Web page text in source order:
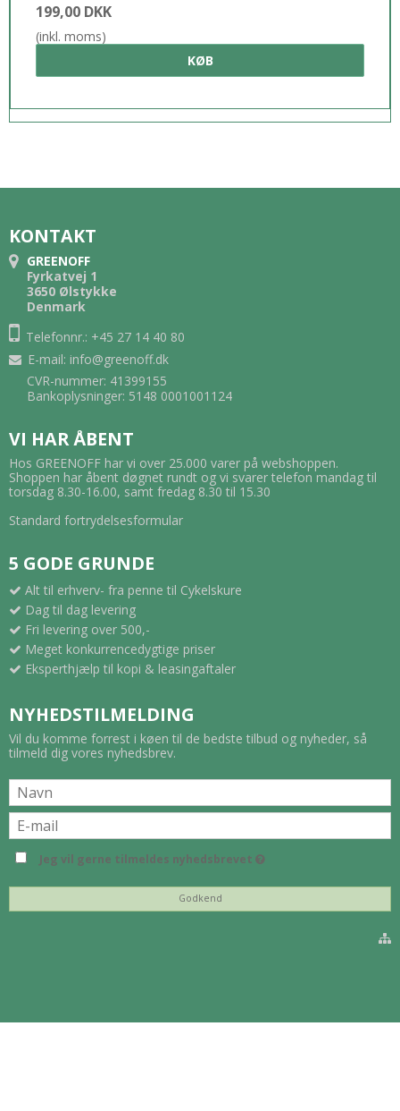
199,00 DKK
(inkl. moms)
KØB
KONTAKT
GREENOFF
Fyrkatvej 1
3650 Ølstykke
Denmark
Telefonnr.: +45 27 14 40 80
E-mail: info@greenoff.dk
CVR-nummer: 41399155
Bankoplysninger: 5148 0001001124
VI HAR ÅBENT
Hos GREENOFF har vi over 25.000 varer på webshoppen.
Shoppen har åbent døgnet rundt og vi svarer telefon mandag til
torsdag 8.30-16.00, samt fredag 8.30 til 15.30
Standard fortrydelsesformular
5 GODE GRUNDE
Alt til erhverv- fra penne til Cykelskure
Dag til dag levering
Fri levering over 500,-
Meget konkurrencedygtige priser
Eksperthjælp til kopi & leasingaftaler
NYHEDSTILMELDING
Vil du komme forrest i køen til de bedste tilbud og nyheder, så
tilmeld dig vores nyhedsbrev.
Jeg vil gerne tilmeldes nyhedsbrevet
Godkend